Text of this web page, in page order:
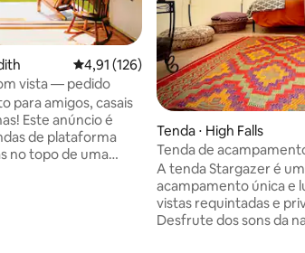
101 avaliações
4,91 de uma avaliação média de 5,
4,91 (126)
vista — pedido
para amigos, casais
Este anúncio é
de plataforma
no topo de uma
Tenda ⋅ High Falls
Tenda de
vista para as estrelas
Valley
A tenda Stargazer é
acampamento única e
vistas requintadas e
Desfrute dos sons da